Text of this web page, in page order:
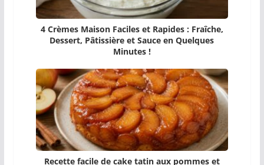
4 Crèmes Maison Faciles et Rapides : Fraîche,
Dessert, Pâtissière et Sauce en Quelques
Minutes !
Recette facile de cake tatin aux pommes et